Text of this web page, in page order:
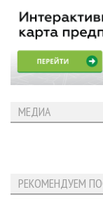
МЕДИА
РЕКОМЕНДУЕМ